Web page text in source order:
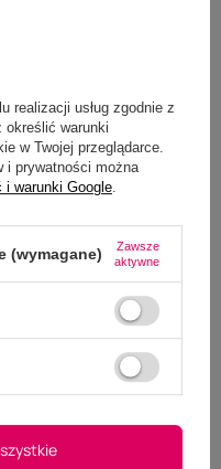
oraz bezpośrednio
Ewa Tomiczek
realizacji usług zgodnie z
określić warunki
w Twojej przeglądarce.
i prywatności można
i warunki Google.
(wymagane)
Zawsze
aktywne